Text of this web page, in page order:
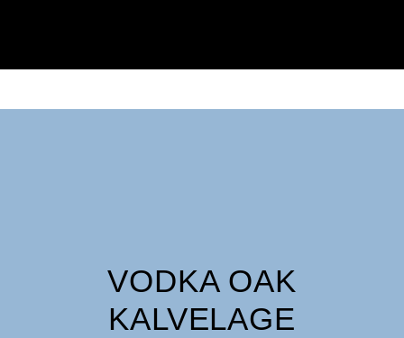
VODKA OAK
KALVELAGE